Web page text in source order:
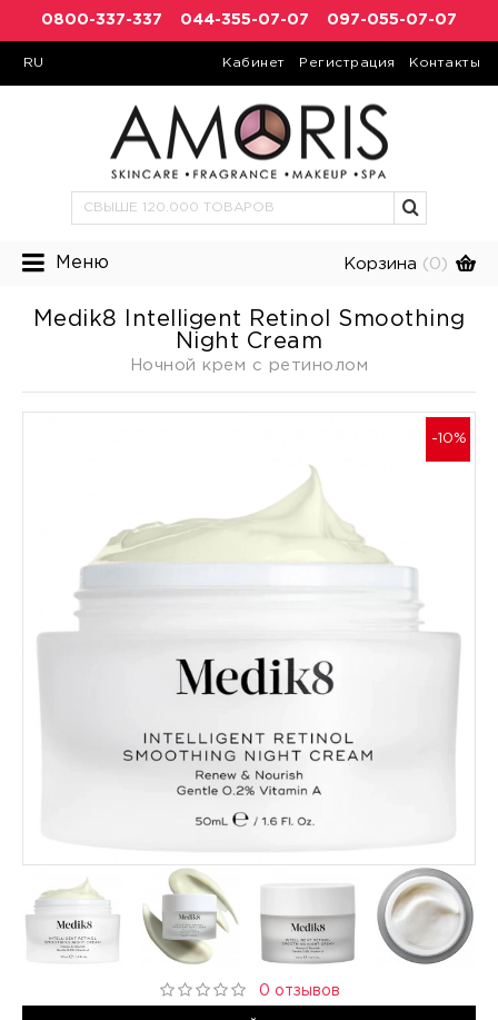
0800-337-337 044-355-07-07 097-055-07-07
RU Кабинет Регистрация Контакты
Меню Корзина (0)
Medik8 Intelligent Retinol Smoothing
Night Cream
Ночной крем с ретинолом
-10%
0 отзывов